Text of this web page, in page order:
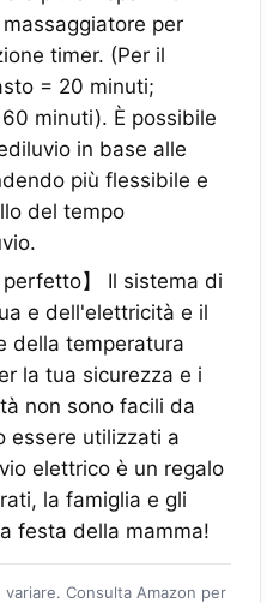
per
timer. (Per il
= 20 minuti;
minuti). È possibile
in base alle
più flessibile e
del tempo
perfetto】 Il sistema di
e dell'elettricità e il
della temperatura
la tua sicurezza e i
non sono facili da
essere utilizzati a
elettrico è un regalo
la famiglia e gli
festa della mamma!
Consulta Amazon per